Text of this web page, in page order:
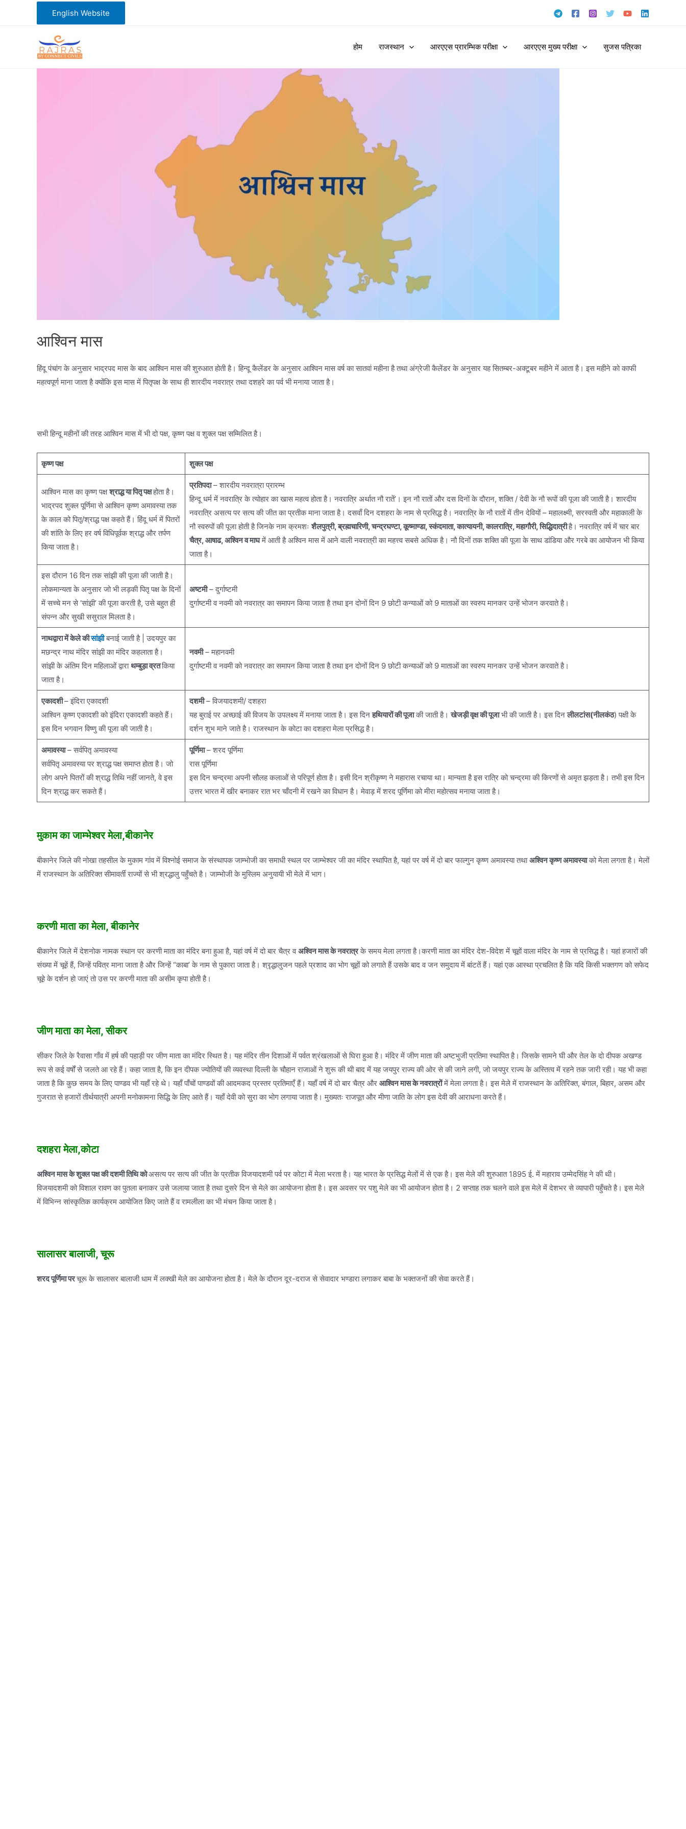
English Website
होम राजस्थान आरएएस प्रारम्भिक परीक्षा आरएएस मुख्य परीक्षा सुजस पत्रिका
आश्विन मास
हिंदू पंचांग के अनुसार भाद्रपद मास के बाद आश्विन मास की शुरुआत होती है। हिन्दू कैलेंडर के अनुसार आश्विन मास वर्ष का सातवां महीना है तथा अंग्रेजी कैलेंडर के अनुसार यह सितम्बर-अक्टूबर महीने में आता है। इस महीने को काफी
महत्वपूर्ण माना जाता है क्योंकि इस मास में पितृपक्ष के साथ ही शारदीय नवरात्र तथा दशहरे का पर्व भी मनाया जाता है।
सभी हिन्दू महीनों की तरह आश्विन मास में भी दो पक्ष, कृष्ण पक्ष व शुक्ल पक्ष सम्मिलित है।
कृष्ण पक्ष शुक्ल पक्ष
आश्विन मास का कृष्ण पक्षश्राद्ध या पितृ पक्षहोता है।
भाद्रपद शुक्ल पूर्णिमा से आश्विन कृष्ण अमावस्या तक
के काल को पितृ/श्राद्ध पक्ष कहते हैं। हिंदू धर्म में पितरों
की शांति के लिए हर वर्ष विधिपूर्वक श्राद्ध और तर्पण
किया जाता है।
प्रतिपदा– शारदीय नवरात्रा प्रारम्भ
हिन्दू धर्म में नवरात्रि के त्योहार का खास महत्व होता है। नवरात्रि अर्थात नौ रातें’। इन नौ रातों और दस दिनों के दौरान, शक्ति / देवी के नौ रूपों की पूजा की जाती है। शारदीय
नवरात्रि असत्य पर सत्य की जीत का प्रतीक माना जाता है। दसवाँ दिन दशहरा के नाम से प्रसिद्ध है। नवरात्रि के नौ रातों में तीन देवियों – महालक्ष्मी, सरस्वती और महाकाली के
नौ स्वरुपों की पूजा होती है जिनके नाम क्रमशःशैलपुत्री, ब्रह्मचारिणी, चन्द्रघण्टा, कूष्माण्डा, स्कंदमाता, कात्यायनी, कालरात्रि, महागौरी, सिद्धिदात्रीहै। नवरात्रि वर्ष में चार बार
चैत्र, आषाढ, अश्विन व माघमें आती है अश्विन मास में आने वाली नवरात्री का महत्त्व सबसे अधिक है। नौ दिनों तक शक्ति की पूजा के साथ डांडिया और गरबे का आयोजन भी किया
जाता है।
इस दौरान 16 दिन तक सांझी की पूजा की जाती है।
लोकमान्यता के अनुसार जो भी लड़की पितृ पक्ष के दिनों
में सच्चे मन से ‘सांझी’ की पूजा करती है, उसे बहुत ही
संपन्न और सुखी ससुराल मिलता है।
अष्टमी– दुर्गाष्टमी
दुर्गाष्टमी व नवमी को नवरात्र का समापन किया जाता है तथा इन दोनों दिन 9 छोटी कन्याओं को 9 माताओं का स्वरुप मानकर उन्हें भोजन करवाते है।
नाथद्वारा में केले कीसांझीबनाई जाती है | उदयपुर का
मछन्द्र नाथ मंदिर सांझी का मंदिर कहलाता है।
सांझी के अंतिम दिन महिलाओं द्वाराथम्बुड़ा व्रतकिया
जाता है।
नवमी– महानवमी
दुर्गाष्टमी व नवमी को नवरात्र का समापन किया जाता है तथा इन दोनों दिन 9 छोटी कन्याओं को 9 माताओं का स्वरुप मानकर उन्हें भोजन करवाते है।
एकादशी– इंदिरा एकादशी
आश्विन कृष्ण एकादशी को इंदिरा एकादशी कहते हैं।
इस दिन भगवान विष्णु की पूजा की जाती है।
दशमी– विजयादशमी/ दशहरा
यह बुराई पर अच्छाई की विजय के उपलक्ष्य में मनाया जाता है। इस दिनहथियारों की पूजाकी जाती है।खेजड़ी वृक्ष की पूजाभी की जाती है। इस दिनलीलटांस(नीलकंठ) पक्षी के
दर्शन शुभ माने जाते है। राजस्थान के कोटा का दशहरा मेला प्रसिद्ध है।
अमावस्या– सर्वपितृ अमावस्या
सर्वपितृ अमावस्या पर श्राद्ध पक्ष समाप्त होता है। जो
लोग अपने पितरों की श्राद्ध तिथि नहीं जानते, वे इस
दिन श्राद्ध कर सकते हैं।
पूर्णिमा– शरद पूर्णिमा
रास पूर्णिमा
इस दिन चन्द्रमा अपनी सौलह कलाओं से परिपूर्ण होता है। इसी दिन श्रीकृष्ण ने महारास रचाया था। मान्यता है इस रात्रि को चन्द्रमा की किरणों से अमृत झड़ता है। तभी इस दिन
उत्तर भारत में खीर बनाकर रात भर चाँदनी में रखने का विधान है। मेवाड़ में शरद पूर्णिमा को मीरा महोत्सव मनाया जाता है।
मुकाम का जाम्भेश्वर मेला,बीकानेर
बीकानेर जिले की नोखा तहसील के मुकाम गांव में विश्नोई समाज के संस्थापक जाम्भोजी का समाधी स्थल पर जाम्भेश्वर जी का मंदिर स्थापित है, यहां पर वर्ष में दो बार फाल्गुन कृष्ण अमावस्या तथाअश्विन कृष्ण अमावस्याको मेला लगता है। मेलों
में राजस्थान के अतिरिक्त सीमावर्ती राज्यों से भी श्रद्धालु पहुँचते है। जाम्भोजी के मुस्लिम अनुयायी भी मेले में भाग।
करणी माता का मेला, बीकानेर
बीकानेर जिले में देशनोक नामक स्थान पर करणी माता का मंदिर बना हुआ है, यहां वर्ष में दो बार चैत्र वअश्विन मास के नवरात्रके समय मेला लगता है।करणी माता का मंदिर देश-विदेश में चूहों वाला मंदिर के नाम से प्रसिद्ध है। यहां हजारों की
संख्या में चूहें हैं, जिन्हें पवित्र माना जाता है और जिन्हें “काबा’ के नाम से पुकारा जाता है। श्रृद्धालुजन पहले प्रशाद का भोग चूहों को लगाते हैं उसके बाद व जन समुदाय में बांटतें हैं। यहां एक आस्था प्रचलित है कि यदि किसी भक्तगण को सफेद
चूहे के दर्शन हो जाएं तो उस पर करणी माता की असीम कृपा होती है।
जीण माता का मेला, सीकर
सीकर जिले के रैवासा गाँव में हर्ष की पहाड़ी पर जीण माता का मंदिर स्थित है। यह मंदिर तीन दिशाओं में पर्वत श्रंखलाओं से घिरा हुआ है। मंदिर में जीण माता की अष्टभुजी प्रतिमा स्थापित है। जिसके सामने घी और तेल के दो दीपक अखण्ड
रूप से कई वर्षों से जलते आ रहे हैं। कहा जाता है, कि इन दीपक ज्योतियों की व्यवस्था दिल्ली के चौहान राजाओं ने शुरू की थी बाद में यह जयपुर राज्य की ओर से की जाने लगी, जो जयपुर राज्य के अस्तित्व में रहने तक जारी रही। यह भी कहा
जाता है कि कुछ समय के लिए पाण्डव भी यहाँ रहे थे। यहाँ पाँचों पाण्डवों की आदमकद प्रस्तर प्रतिमाएँ हैं। यहाँ वर्ष में दो बार चैत्र और आश्विन मास के नवरात्रोंमें मेला लगता है। इस मेले में राजस्थान के अतिरिक्त, बंगाल, बिहार, असम और
गुजरात से हजारों तीर्थयात्री अपनी मनोकामना सिद्धि के लिए आते हैं। यहाँ देवी को सुरा का भोग लगाया जाता है। मुख्यतः राजपूत और मीणा जाति के लोग इस देवी की आराधना करते हैं।
दशहरा मेला,कोटा
अश्विन मास के शुक्ल पक्ष की दशमी तिथि कोअसत्य पर सत्य की जीत के प्रतीक विजयादशमी पर्व पर कोटा में मेला भरता है। यह भारत के प्रसिद्ध मेलों में से एक है। इस मेले की शुरुआत 1895 ई. में महाराव उम्मेदसिंह ने की थी।
विजयादशमी को विशाल रावण का पुतला बनाकर उसे जलाया जाता है तथा दुसरे दिन से मेले का आयोजना होता है। इस अवसर पर पशु मेले का भी आयोजन होता है। 2 सप्ताह तक चलने वाले इस मेले में देशभर से व्यापारी पहुँचते है। इस मेले
में विभिन्न सांस्कृतिक कार्यक्रम आयोजित किए जाते हैं व रामलीला का भी मंचन किया जाता है।
सालासर बालाजी, चूरू
शरद पूर्णिमा परचूरू के सालासर बालाजी धाम में लक्खी मेले का आयोजना होता है। मेले के दौरान दूर-दराज से सेवादार भण्डारा लगाकर बाबा के भक्तजनों की सेवा करते हैं।